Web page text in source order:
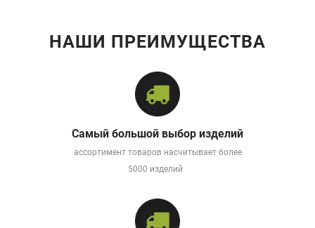
НАШИ ПРЕИМУЩЕСТВА
Самый большой выбор изделий
ассортимент товаров насчитывает более
5000 изделий